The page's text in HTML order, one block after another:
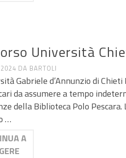
Università
DA BARTOLI
Gabriele d’Annunzio di
da assumere a tempo
della Biblioteca Polo
…
A